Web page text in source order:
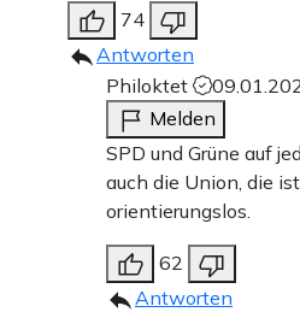
74
Antworten
Philoktet
Melden
SPD und Grüne auf
auch die Union, die
orientierungslos.
62
Antworten